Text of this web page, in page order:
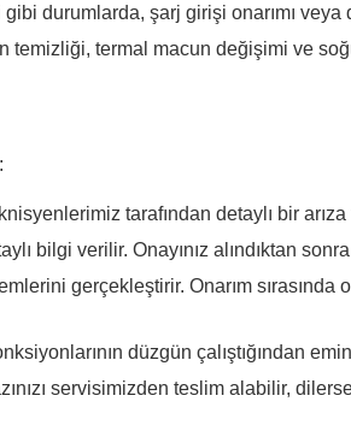
durumlarda, şarj girişi onarımı veya
temizliği, termal macun değişimi ve
tarafından detaylı bir arıza
bilgi verilir. Onayınız alındıktan
gerçekleştirir. Onarım
düzgün çalıştığından
servisimizden teslim alabilir,